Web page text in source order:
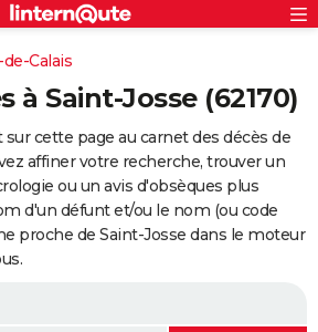
S'inscrire
Connexion
Calais
à Saint-Josse (62170)
cette page au carnet des décès de
affiner votre recherche, trouver un
ou un avis d'obsèques plus
d'un défunt et/ou le nom (ou code
proche de Saint-Josse dans le moteur